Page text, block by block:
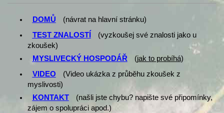
DOMŮ
(návrat na hlavní stránku)
TEST ZNALOSTÍ
(vyzkoušej své znalosti jako u
zkoušek)
MYSLIVECKÝ HOSPODÁŘ
(jak to probíhá)
VIDEO
(Video ukázka z průběhu zkoušek z
myslivosti)
KONTAKT
(našli jste chybu? napište své připomínky,
zájem o spolupráci apod.)